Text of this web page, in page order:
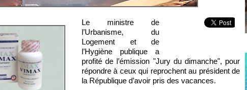
Le ministre de
l’Urbanisme, du
Logement et de
l’Hygiène publique a
profité de l’émission "Jury du dimanche", pour
répondre à ceux qui reprochent au président de
la République d’avoir pris des vacances.